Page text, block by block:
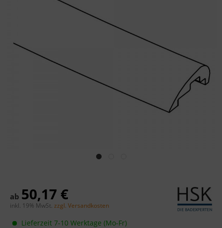
ab 50,17 €
inkl. 19% MwSt. zzgl. Versandkosten
Lieferzeit 7-10 Werktage (Mo-Fr)